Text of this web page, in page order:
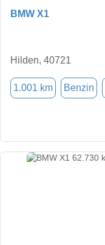
BMW X1
Hilden, 40721
1.001 km Benzin